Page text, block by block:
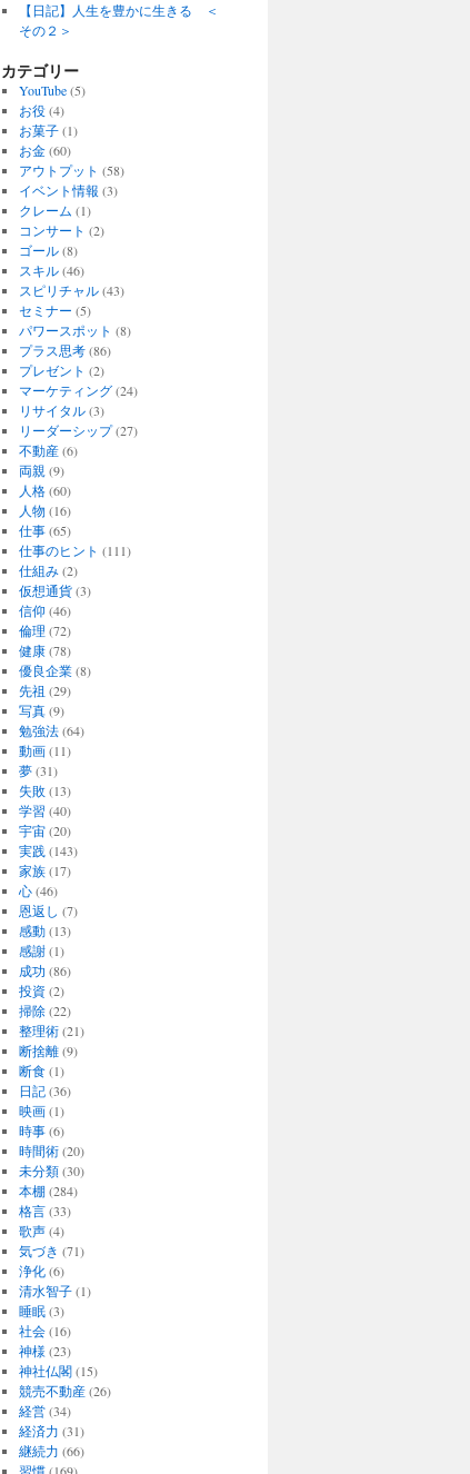
【日記】人生を豊かに生きる ＜
その２＞
カテゴリー
YouTube(5)
お役(4)
お菓子(1)
お金(60)
アウトプット (58)
イベント情報 (3)
クレーム (1)
コンサート (2)
ゴール(8)
スキル(46)
スピリチャル(43)
セミナー (5)
パワースポット (8)
プラス思考(86)
プレゼント (2)
マーケティング(24)
リサイタル(3)
リーダーシップ(27)
不動産(6)
両親 (9)
人格(60)
人物 (16)
仕事(65)
仕事のヒント (111)
仕組み(2)
仮想通貨(3)
信仰 (46)
倫理 (72)
健康(78)
優良企業(8)
先祖 (29)
写真(9)
勉強法(64)
動画(11)
夢(31)
失敗(13)
学習 (40)
宇宙(20)
実践 (143)
家族(17)
心(46)
恩返し (7)
感動(13)
感謝(1)
成功 (86)
投資(2)
掃除(22)
整理術(21)
断捨離(9)
断食(1)
日記(36)
映画(1)
時事(6)
時間術(20)
未分類(30)
本棚(284)
格言(33)
歌声(4)
気づき (71)
浄化(6)
清水智子(1)
睡眠(3)
社会(16)
神様(23)
神社仏閣(15)
競売不動産(26)
経営(34)
経済力 (31)
継続力 (66)